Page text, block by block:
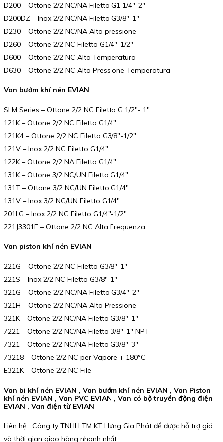
D200 – Ottone 2/2 NC/NA Filetto G1 1/4″-2″
D200DZ – Inox 2/2 NC/NA Filetto G3/8″-1″
D230 – Ottone 2/2 NC/NA Alta pressione
D260 – Ottone 2/2 NC Filetto G1/4″-1/2″
D600 – Ottone 2/2 NC Alta Temperatura
D630 – Ottone 2/2 NC Alta Pressione-Temperatura
Van bướm khí nén EVIAN
SLM Series – Ottone 2/2 NC Filetto G 1/2″- 1″
121K – Ottone 2/2 NC Filetto G1/4″
121K4 – Ottone 2/2 NC Filetto G3/8″-1/2″
121V – Inox 2/2 NC Filetto G1/4″
122K – Ottone 2/2 NA Filetto G1/4″
131K – Ottone 3/2 NC/UN Filetto G1/4″
131T – Ottone 3/2 NC/UN Filetto G1/4″
131V – Inox 3/2 NC/UN Filetto G1/4″
201LG – Inox 2/2 NC Filetto G1/4″-1/2″
221J3301E – Ottone 2/2 NC Alta Frequenza
Van piston khí nén EVIAN
221G – Ottone 2/2 NC Filetto G3/8″-1″
221S – Inox 2/2 NC Filetto G3/8″-1″
321G – Ottone 2/2 NC/NA Filetto G3/4″-2″
321H – Ottone 2/2 NC/NA Alta Pressione
321K – Ottone 2/2 NC/NA Filetto G3/8″-1″
7221 – Ottone 2/2 NC/NA Filetto 3/8″-1″ NPT
7321 – Ottone 2/2 NC/NA Filetto G3/8″-3″
73218 – Ottone 2/2 NC per Vapore + 180°C
E321K – Ottone 2/2 NC File
Van bi khí nén EVIAN , Van bướm khí nén EVIAN , Van Piston
khí nén EVIAN , Van PVC EVIAN , Van có bộ truyền động điện
EVIAN , Van điện từ EVIAN
Liên hệ : Công ty TNHH TM KT Hưng Gia Phát để được hỗ trợ giá
và thời gian giao hàng nhanh nhất.